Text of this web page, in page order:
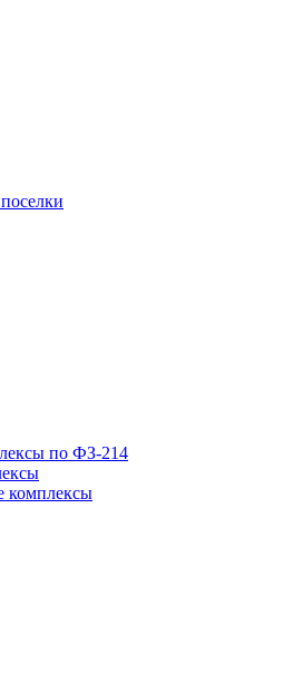
по ФЗ-214
комплексы